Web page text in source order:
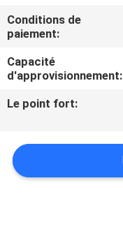
CONTRÔLE
DE
LA
QUALITÉ
NOUVELLES
Conditions de
paiement:
Capacité
d'approvisionnement:
Le point fort: